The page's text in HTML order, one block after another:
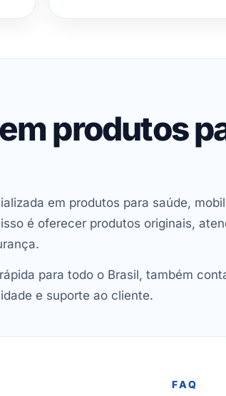
produtos
em produtos para saúde,
é oferecer produtos originais,
para todo o Brasil, também
e suporte ao cliente.
FAQ